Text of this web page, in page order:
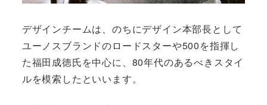
デザインチームは、のちにデザイン本部長として
ユーノスブランドのロードスターや500を指揮し
た福田成徳氏を中心に、80年代のあるべきスタイ
ルを模索したといいます。